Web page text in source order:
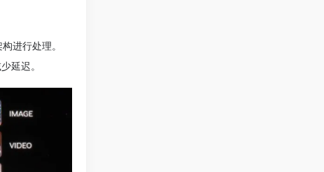
进行处理。
延迟。